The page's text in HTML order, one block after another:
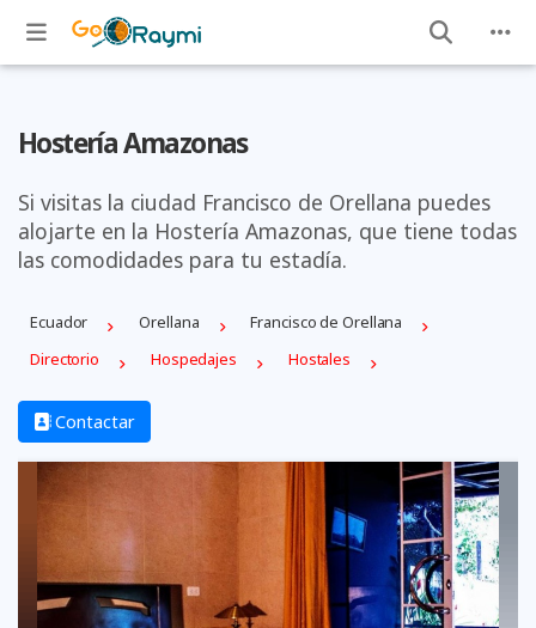
Hostería Amazonas
Si visitas la ciudad Francisco de Orellana puedes
alojarte en la Hostería Amazonas, que tiene todas
las comodidades para tu estadía.
Ecuador Orellana
Francisco de Orellana
Directorio
Hospedajes Hostales
Contactar